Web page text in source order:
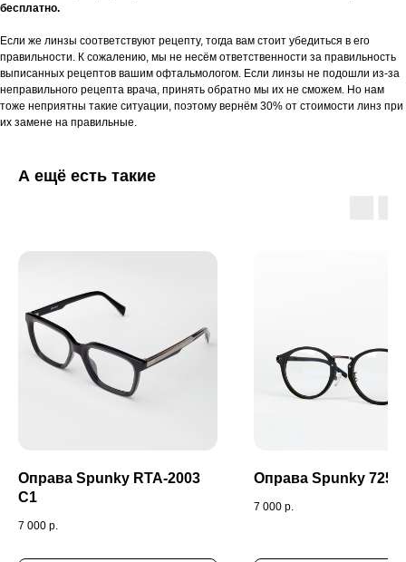
бесплатно.
Если же линзы соответствуют рецепту, тогда вам стоит убедиться в его
правильности. К сожалению, мы не несём ответственности за правильность
выписанных рецептов вашим офтальмологом. Если линзы не подошли из-за
неправильного рецепта врача, принять обратно мы их не сможем. Но нам
тоже неприятны такие ситуации, поэтому вернём 30% от стоимости линз при
их замене на правильные.
А ещё есть такие
Оправа Spunky RTA-2003
C1
7 000 р.
Оправа Spunky 7252
7 000 р.